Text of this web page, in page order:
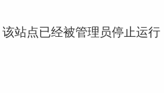
站点已经被管理员停止运